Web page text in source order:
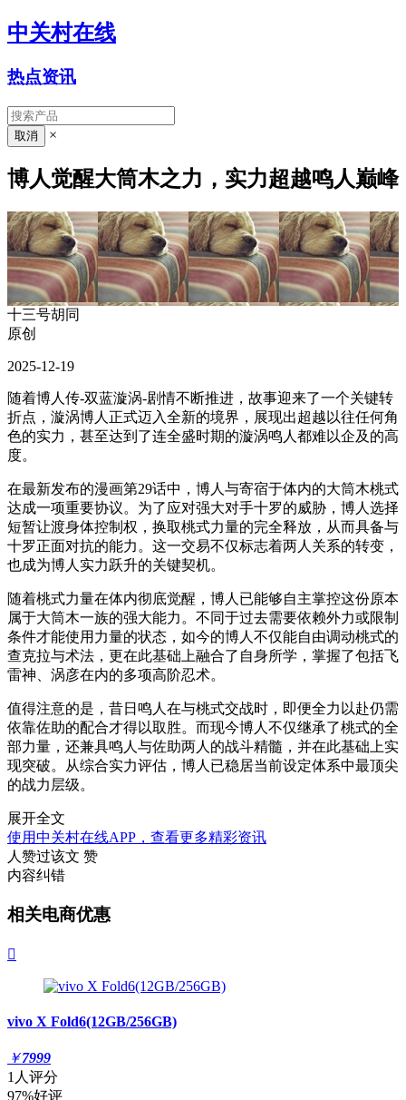
中关村在线
热点资讯
×
博人觉醒大筒木之力，实力超越鸣人巅峰
十三号胡同
原创
2025-12-19
随着博人传-双蓝漩涡-剧情不断推进，故事迎来了一个关键转
折点，漩涡博人正式迈入全新的境界，展现出超越以往任何角
色的实力，甚至达到了连全盛时期的漩涡鸣人都难以企及的高
度。
在最新发布的漫画第29话中，博人与寄宿于体内的大筒木桃式
达成一项重要协议。为了应对强大对手十罗的威胁，博人选择
短暂让渡身体控制权，换取桃式力量的完全释放，从而具备与
十罗正面对抗的能力。这一交易不仅标志着两人关系的转变，
也成为博人实力跃升的关键契机。
随着桃式力量在体内彻底觉醒，博人已能够自主掌控这份原本
属于大筒木一族的强大能力。不同于过去需要依赖外力或限制
条件才能使用力量的状态，如今的博人不仅能自由调动桃式的
查克拉与术法，更在此基础上融合了自身所学，掌握了包括飞
雷神、涡彦在内的多项高阶忍术。
值得注意的是，昔日鸣人在与桃式交战时，即便全力以赴仍需
依靠佐助的配合才得以取胜。而现今博人不仅继承了桃式的全
部力量，还兼具鸣人与佐助两人的战斗精髓，并在此基础上实
现突破。从综合实力评估，博人已稳居当前设定体系中最顶尖
的战力层级。
展开全文
使用中关村在线APP，查看更多精彩资讯
人赞过该文 赞
内容纠错
相关电商优惠

vivo X Fold6(12GB/256GB)
￥7999
1人评分
97%好评